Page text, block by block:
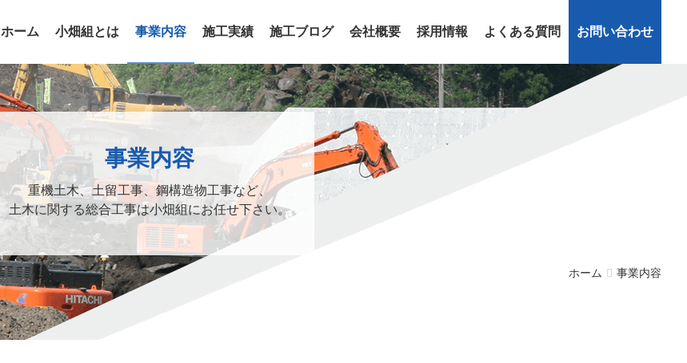
ホーム 小畑組とは 事業内容 施工実績 施工ブログ 会社概要 採用情報 よくある質問 お問い合わせ
事業内容
重機土木、土留工事、鋼構造物工事など、
土木に関する総合工事は小畑組にお任せ下さい。
ホーム 事業内容